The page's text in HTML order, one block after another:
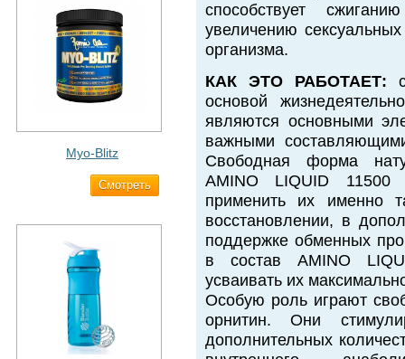
Myo-Blitz
Cмотреть
способствует
увеличению
организма.
КАК ЭТО РАБОТАЕТ:
основой
являются основными
важными
Свободная форма
AMINO LIQUID 11500
применить их именно
восстановлении, в
поддержке обменных
в состав AMINO
усваивать их
Особую роль играют
орнитин. Они
дополнительных